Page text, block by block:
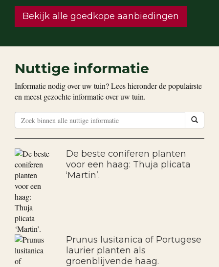
Bekijk alle goedkope aanbiedingen
Nuttige informatie
Informatie nodig over uw tuin? Lees hieronder de populairste
en meest gezochte informatie over uw tuin.
De beste coniferen planten
voor een haag: Thuja plicata
‘Martin’.
Prunus lusitanica of Portugese
laurier planten als
groenblijvende haag.